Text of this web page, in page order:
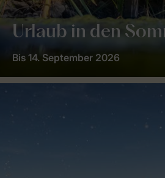
Urlaub in den
Bis 14. September 2026